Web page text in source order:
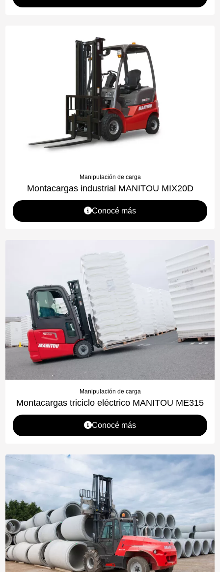
Manipulación de carga
Montacargas industrial MANITOU MIX20D
Conocé más
Manipulación de carga
Montacargas triciclo eléctrico MANITOU ME315
Conocé más